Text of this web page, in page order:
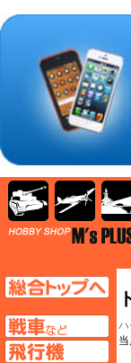
ハ
AFV
飛
AFV 飛行機